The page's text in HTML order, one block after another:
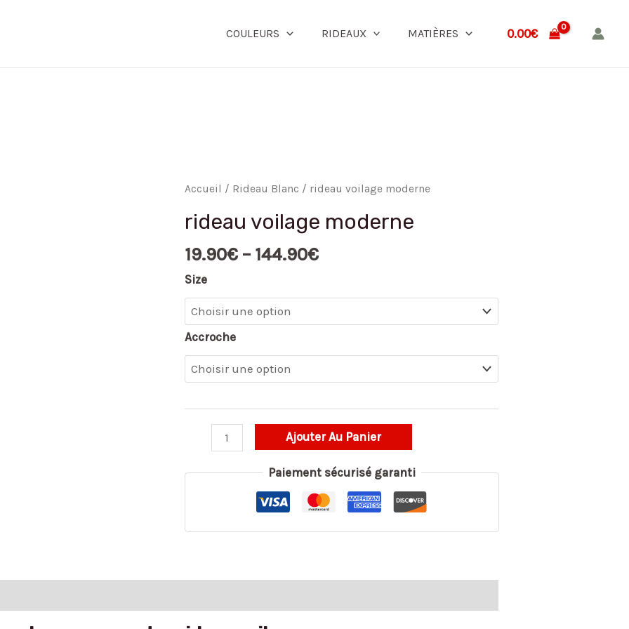
COULEURS RIDEAUX MATIÈRES 0.00€
Accueil / Rideau Blanc / rideau voilage moderne
rideau voilage moderne
19.90€– 144.90€
Size
Accroche
quantité
rideau
voilage
moderne
Ajouter Au Panier
Paiement sécurisé garanti